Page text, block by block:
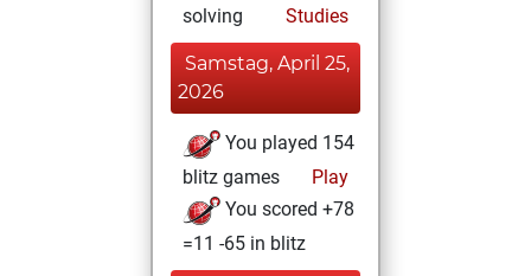
solving
Studies
Samstag, April 25,
2026
You played 154
blitz games
Play
You scored +78
=11 -65 in blitz